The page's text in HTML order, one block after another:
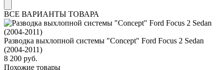
ВСЕ ВАРИАНТЫ ТОВАРА
Разводка выхлопной системы "Concept" Ford Focus 2 Sedan
(2004-2011)
8 200 руб.
Похожие товары